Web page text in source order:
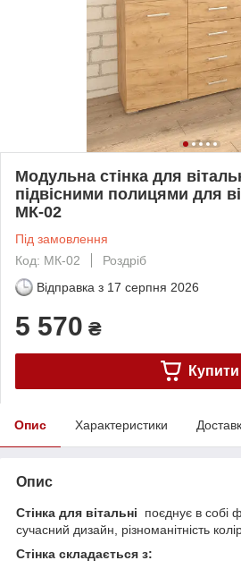
Модульна стінка для
підвісними полицями для
МК-02
Під замовлення
Код: МК-02
Роздріб
Відправка з 17 серпня 2026
5 570 ₴
Купити
Опис Характеристики
Опис
Стінка для вітальні
поєднує в собі
сучасний дизайн, різноманітність
Стінка складається з: